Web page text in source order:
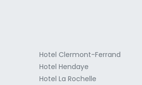
Hotel Clermont-Ferrand
Hotel Hendaye
Hotel La Rochelle